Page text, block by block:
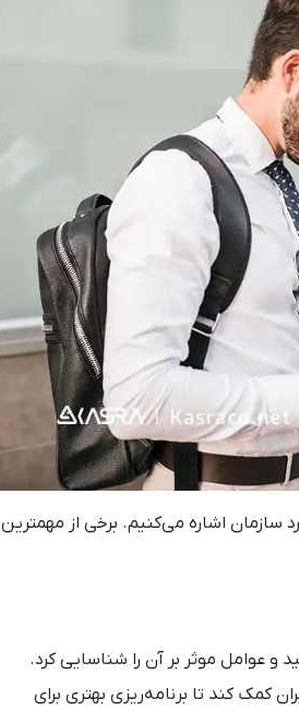
سازمان اشاره می‌کنیم. برخی از مهمترین
و عوامل موثر بر آن را شناسایی کرد.
کمک کند تا برنامه‌ریزی بهتری برای